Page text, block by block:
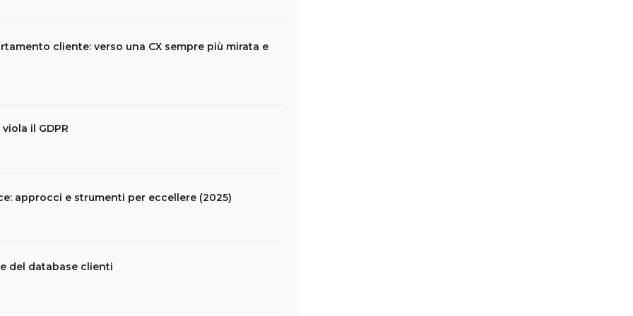
cliente: verso una CX sempre più mirata e
il GDPR
approcci e strumenti per eccellere (2025)
del database clienti